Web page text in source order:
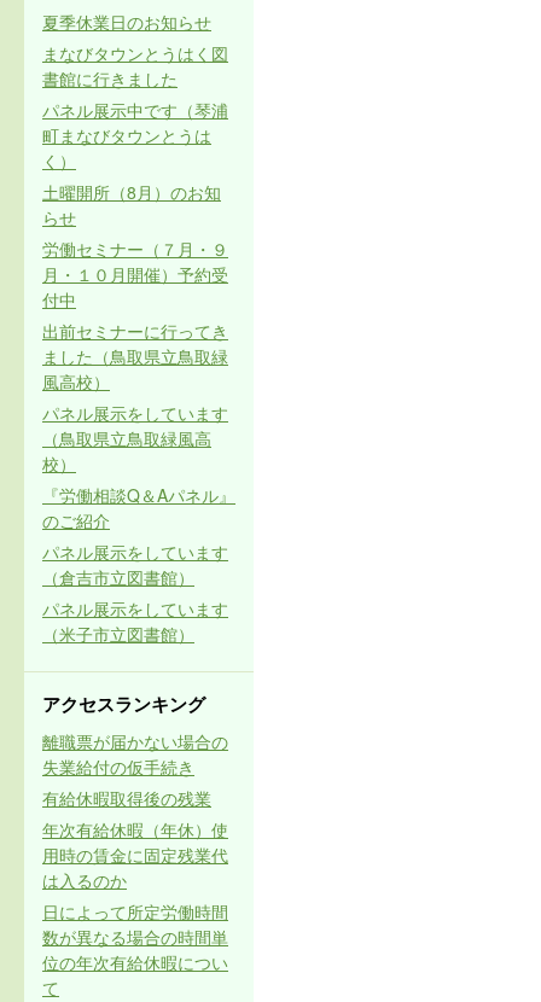
夏季休業日のお知らせ
まなびタウンとうはく図
書館に行きました
パネル展示中です（琴浦
町まなびタウンとうは
く）
土曜開所（8月）のお知
らせ
労働セミナー（７月・９
月・１０月開催）予約受
付中
出前セミナーに行ってき
ました（鳥取県立鳥取緑
風高校）
パネル展示をしています
（鳥取県立鳥取緑風高
校）
『労働相談Q＆Aパネル』
のご紹介
パネル展示をしています
（倉吉市立図書館）
パネル展示をしています
（米子市立図書館）
アクセスランキング
離職票が届かない場合の
失業給付の仮手続き
有給休暇取得後の残業
年次有給休暇（年休）使
用時の賃金に固定残業代
は入るのか
日によって所定労働時間
数が異なる場合の時間単
位の年次有給休暇につい
て